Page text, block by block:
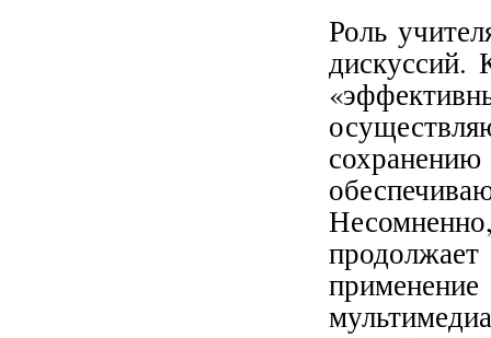
Роль
дискуссий.